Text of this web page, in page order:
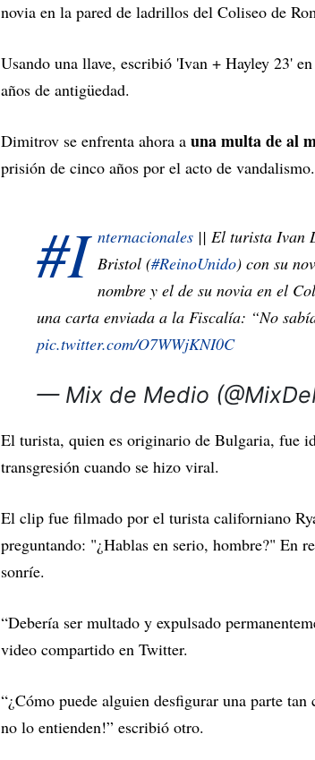
novia en la pared de ladrillos del Coliseo de
Usando una llave, escribió 'Ivan + Hayley 23'
años de antigüedad.
Dimitrov se enfrenta ahora a una multa de al
prisión de cinco años por el acto de vandalismo.
#I nternacionales || El turista Ivan
Bristol (#ReinoUnido) con su
nombre y el de su novia en el
una carta enviada a la Fiscalía: “No
pic.twitter.com/O7WWjKNI0C
— Mix de Medio
El turista, quien es originario de Bulgaria, fue
transgresión cuando se hizo viral.
El clip fue filmado por el turista californiano
preguntando: "¿Hablas en serio, hombre?" En
sonríe.
“Debería ser multado y expulsado
video compartido en Twitter.
“¿Cómo puede alguien desfigurar una parte
no lo entienden!” escribió otro.